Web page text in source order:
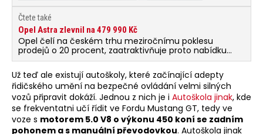
Čtete také
Opel Astra zlevnil na 479 990 Kč
Opel čelí na českém trhu meziročnímu poklesu
prodejů o 20 procent, zaatraktivňuje proto nabídku
u jednoho ze svých nejstěžejnějších modelů. Opel
Astra nyní startuje na 479 990 Kč.
Už teď ale existují autoškoly, které začínající adepty
řidičského umění na bezpečné ovládání velmi silných
vozů připravit dokáží. Jednou z nich je i Autoškola jinak, kde
se frekventatni učí řídit ve Fordu Mustang GT, tedy ve
voze s motorem 5.0 V8 o výkonu 450 koní se zadním
pohonem a s manuální převodovkou. Autoškola jinak